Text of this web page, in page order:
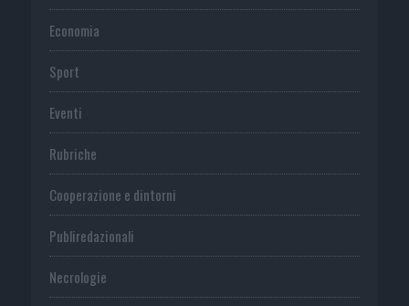
Economia
Sport
Eventi
Rubriche
Cooperazione e dintorni
Publiredazionali
Necrologie